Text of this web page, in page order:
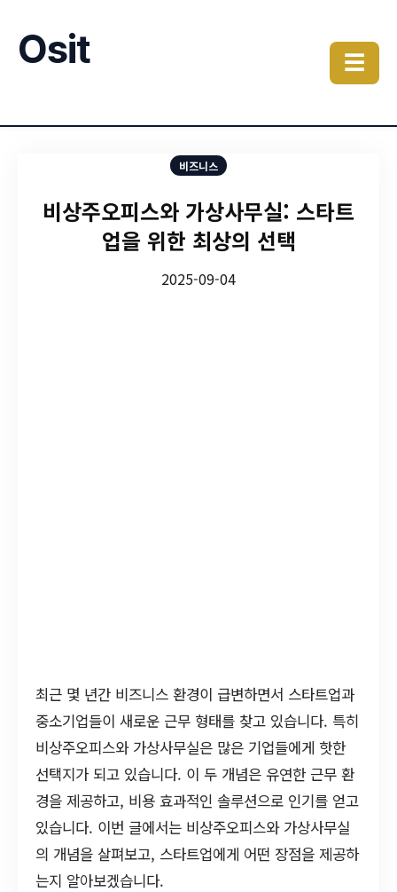
Osit ☰
비즈니스
비상주오피스와 가상사무실: 스타트
업을 위한 최상의 선택
2025-09-04
최근 몇 년간 비즈니스 환경이 급변하면서 스타트업과
중소기업들이 새로운 근무 형태를 찾고 있습니다. 특히
비상주오피스와 가상사무실은 많은 기업들에게 핫한
선택지가 되고 있습니다. 이 두 개념은 유연한 근무 환
경을 제공하고, 비용 효과적인 솔루션으로 인기를 얻고
있습니다. 이번 글에서는 비상주오피스와 가상사무실
의 개념을 살펴보고, 스타트업에게 어떤 장점을 제공하
는지 알아보겠습니다.